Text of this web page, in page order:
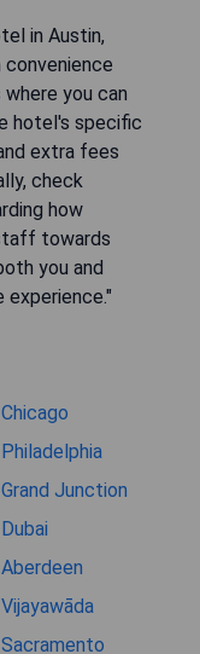
in Austin,
you can
hotel's specific
extra fees
check
how
towards
you and
experience."
Chicago
Philadelphia
Grand Junction
Dubai
Aberdeen
Vijayawāda
Sacramento